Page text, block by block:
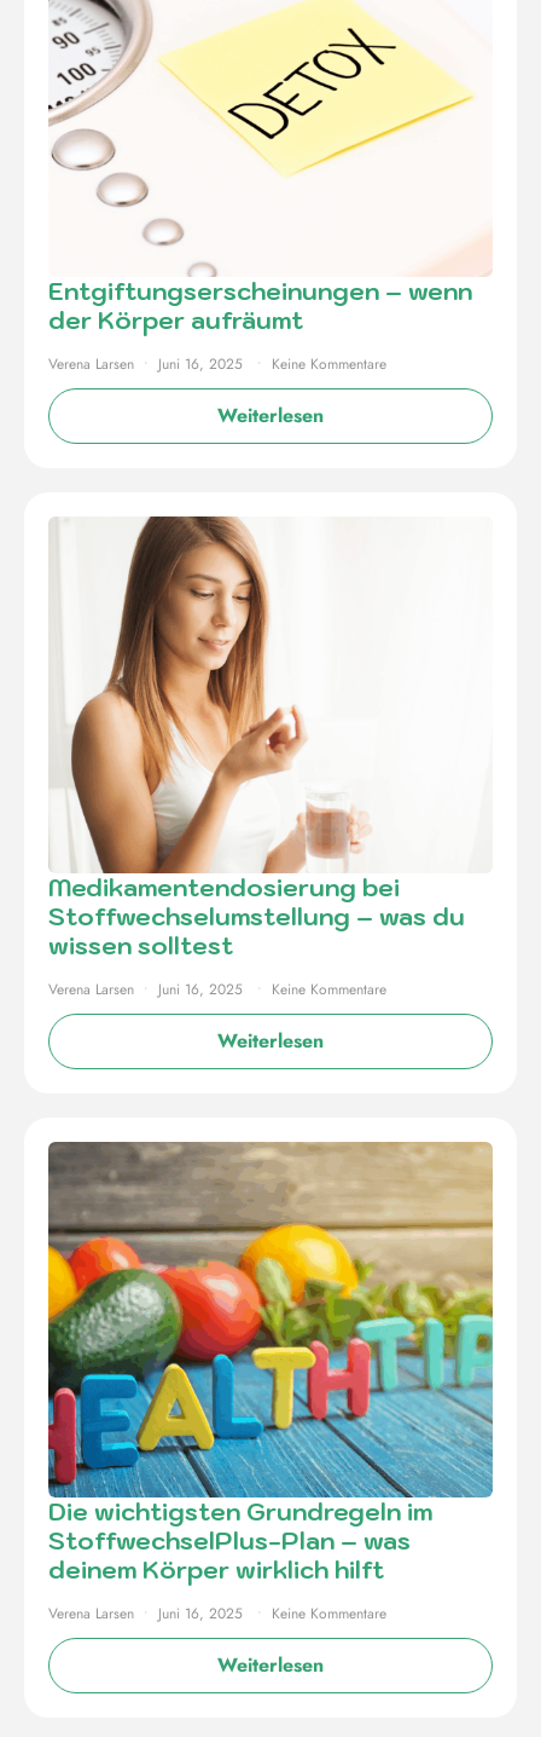
Entgiftungserscheinungen – wenn
der Körper aufräumt
Verena Larsen Juni 16, 2025 Keine Kommentare
Weiterlesen
Medikamentendosierung bei
Stoffwechselumstellung – was du
wissen solltest
Verena Larsen Juni 16, 2025 Keine Kommentare
Weiterlesen
Die wichtigsten Grundregeln im
StoffwechselPlus-Plan – was
deinem Körper wirklich hilft
Verena Larsen Juni 16, 2025 Keine Kommentare
Weiterlesen